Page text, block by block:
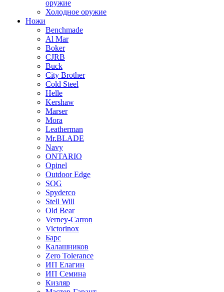
оружие
Холодное оружие
Ножи
Benchmade
Al Mar
Boker
CJRB
Buck
City Brother
Cold Steel
Helle
Kershaw
Marser
Mora
Leatherman
Mr.BLADE
Navy
ONTARIO
Opinel
Outdoor Edge
SOG
Spyderco
Stell Will
Old Bear
Verney-Carron
Victorinox
Барс
Калашников
Zero Tolerance
ИП Елагин
ИП Семина
Кизляр